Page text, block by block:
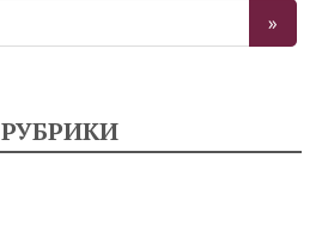
РУБРИКИ